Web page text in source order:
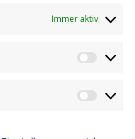
Immer aktiv